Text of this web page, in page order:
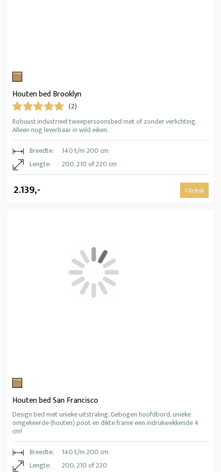
Houten bed Brooklyn
(2)
Robuust industrieel tweepersoonsbed met of zonder verlichting.
Alleen nog leverbaar in wild eiken.
Breedte:
140 t/m 200 cm
Lengte:
200, 210 of 220 cm
2.139,- Bekijk
Houten bed San Francisco
Design bed met unieke uitstraling. Gebogen hoofdbord, unieke
omgekeerde (houten) poot en dikte frame een indrukwekkende 4
cm!
Breedte:
140 t/m 200 cm
Lengte:
200, 210 of 220